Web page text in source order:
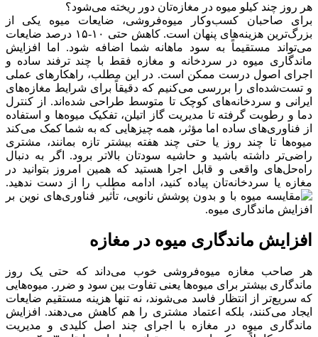
هر روز چند کیلو میوه در مغازه‌تان دور ریخته می‌شود؟
برای صاحبان کسب‌وکار میوه‌فروشی، ضایعات میوه یکی از
بزرگ‌ترین هزینه‌های پنهان است. کاهش حتی ۱۰-۱۵ درصد ضایعات
می‌تواند مستقیماً به سود ماهانه شما اضافه شود. اما افزایش
ماندگاری میوه در سردخانه و مغازه فقط با چند ترفند ساده و
اجرای اصول درست ممکن است. در این مطلب، راهکارهای عملی
و تست‌شده‌ای را بررسی می‌کنیم که دقیقاً برای شرایط مغازه‌های
ایرانی و سردخانه‌های کوچک تا متوسط طراحی شده‌اند. از کنترل
دما و رطوبت گرفته تا مدیریت گاز اتیلن، تفکیک میوه‌ها و استفاده
از فناوری‌های ساده اما مؤثر، همه چیزهایی که به شما کمک می‌کند
میوه‌ها تا چند روز یا حتی چند هفته بیشتر تازه بمانند، مشتری
راضی‌تر داشته باشید و حاشیه سودتان بالاتر برود. اگر به دنبال
راه‌حل‌های واقعی و قابل اجرا هستید که همین امروز بتوانید در
مغازه یا سردخانه‌تان پیاده کنید، ادامه مطلب را از دست ندهید.
افزایش ماندگاری میوه در مغازه
هر صاحب مغازه میوه‌فروشی خوب می‌داند که حتی یک روز
ماندگاری بیشتر برای میوه‌ها یعنی تفاوت بین سود و ضرر. میوه‌هایی
که سریع‌تر از انتظار فاسد می‌شوند، نه تنها هزینه مستقیم ضایعات
ایجاد می‌کنند، بلکه اعتماد مشتری را هم کاهش می‌دهند. افزایش
ماندگاری میوه در مغازه با اجرای چند اصل کلیدی و مدیریت